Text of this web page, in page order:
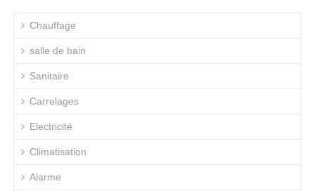
Chauffage
salle de bain
Sanitaire
Carrelages
Electricité
Climatisation
Alarme